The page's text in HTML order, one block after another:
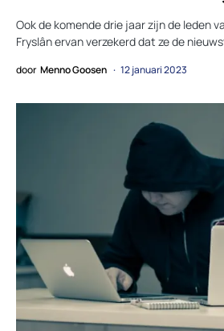
Ook de komende drie jaar zijn de leden
Fryslân ervan verzekerd dat ze de
door Menno Goosen 12 januari 2023